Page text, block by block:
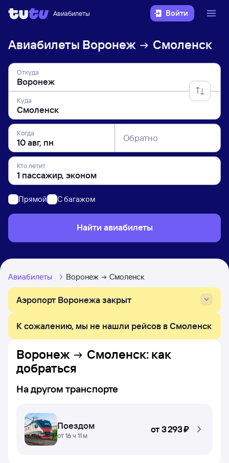
Авиабилеты Войти
Авиабилеты Воронеж Смоленск
Откуда
Куда
Когда Обратно
Кто летит
Прямой C багажом
Найти авиабилеты
Авиабилеты Воронеж Смоленск
Аэропорт Воронежа закрыт
К сожалению, мы не нашли рейсов в Смоленск
Воронеж Смоленск: как
добраться
На другом транспорте
Поездом
от 16 ч 11 м
от3 ⁠293 ⁠₽